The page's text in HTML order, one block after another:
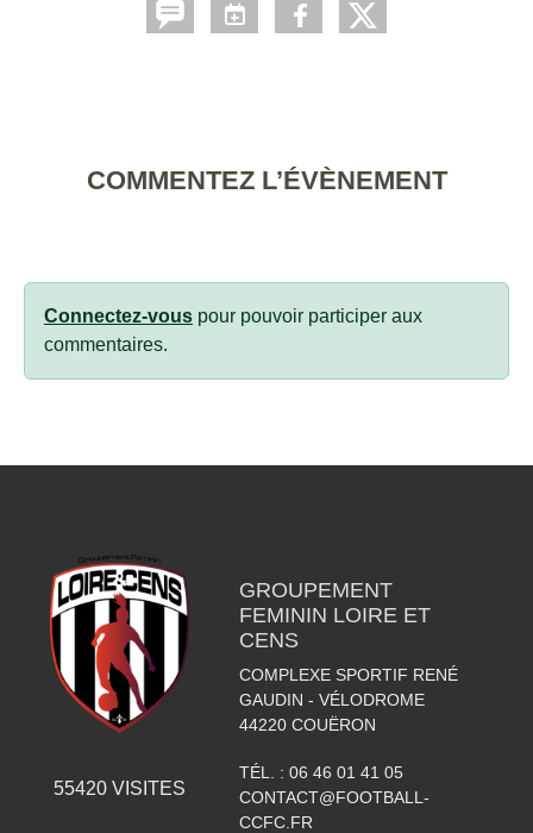
COMMENTEZ L’ÉVÈNEMENT
Connectez-vous pour pouvoir participer aux
commentaires.
55420VISITES
GROUPEMENT
FEMININ LOIRE ET
CENS
COMPLEXE SPORTIF RENÉ
GAUDIN - VÉLODROME
44220 COUËRON
TÉL. : 06 46 01 41 05
CONTACT@FOOTBALL-
CCFC.FR